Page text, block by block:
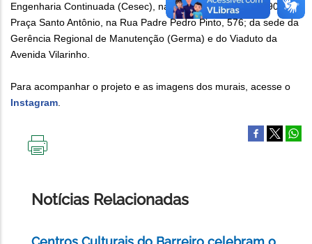
Engenharia Continuada (Cesec), na Avenida Vilarinho, 1.690; da
Praça Santo Antônio, na Rua Padre Pedro Pinto, 576; da sede da
Gerência Regional de Manutenção (Germa) e do Viaduto da
Avenida Vilarinho.
Para acompanhar o projeto e as imagens dos murais, acesse o
Instagram.
Notícias Relacionadas